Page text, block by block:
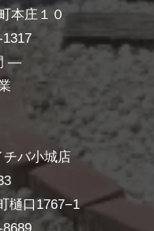
本庄１０
―
チバ小城店
樋口1767−1